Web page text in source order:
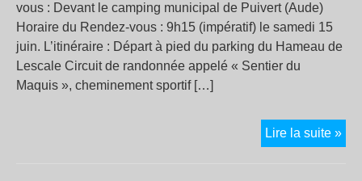
vous : Devant le camping municipal de Puivert (Aude)
Horaire du Rendez-vous : 9h15 (impératif) le samedi 15
juin. L’itinéraire : Départ à pied du parking du Hameau de
Lescale Circuit de randonnée appelé « Sentier du
Maquis », cheminement sportif […]
Lire la suite »
des